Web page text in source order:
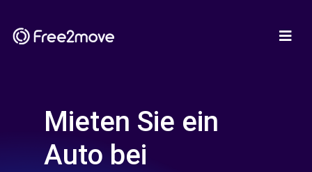
Mieten Sie ein
Auto bei